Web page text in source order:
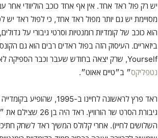
יש רק פול ראד אחד. אין אף אחד כוכב הוליוודי
מסויימת יש גם יותר מפול ראד אחד, כי לפול ראד יש
הוא כוכב של קומדיות רומנטיות וסרטי גיבורי על
Yourself, שרק יצאה בחודש שעבר וכבר הספיקה לאכזב מאות אנשים ולהיכנס לרשימת ״
נטפליקס״ ב״טיים אאוט״.
ראד פרץ לראשונה
השלושים לחייו). אחרי קלולס המשיך ראד לשחק